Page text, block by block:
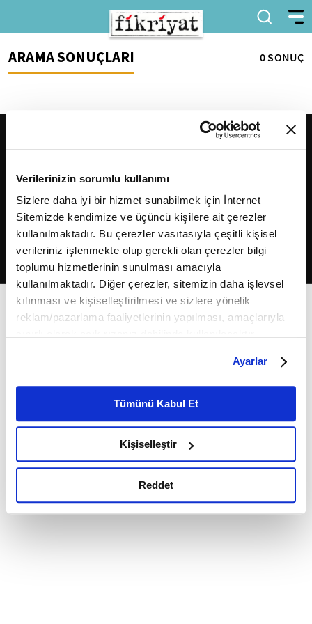
Verilerinizin sorumlu kullanımı
Sizlere daha iyi bir hizmet sunabilmek için İnternet
Sitemizde kendimize ve üçüncü kişilere ait çerezler
kullanılmaktadır. Bu çerezler vasıtasıyla çeşitli kişisel
verileriniz işlenmekte olup gerekli olan çerezler bilgi
toplumu hizmetlerinin sunulması amacıyla
kullanılmaktadır. Diğer çerezler, sitemizin daha işlevsel
kılınması ve kişiselleştirilmesi ve sizlere yönelik
reklam/pazarlama faaliyetlerinin yapılması, amaçlarıyla
belirleyebilirsiniz. Çerezlere ilişkin detaylı bilgi için
Ayarlar butonuna tıklayabilir,Çerez Bilgilendirme
Metnimizi ziyaret edebilirsiniz.
6698 sayılı Kişisel Verilerin Korunması Kanunu uyarınca
okumak ve sitemizi ziyaretiniz kapsamında
gerçekleştirilen veri işleme faaliyetleri ile ilgili daha
detaylı bilgi almak için lütfentıklayınız.
Ayarlar
Tümünü Kabul Et
Kişiselleştir
Reddet
ARAMA SONUÇLARI 0 SONUÇ
2026Fikriyat. Tüm hakları saklıdır.